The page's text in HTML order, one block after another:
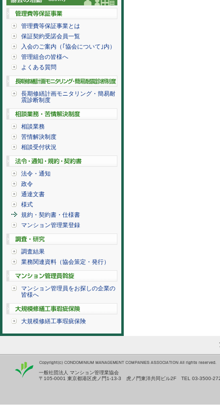
管理費等保証事業とは
保証契約受諾会員一覧
入会のご案内（｢協会について｣内）
管理組合の皆様へ
よくある質問
長期修繕計画モニタリング・簡易耐
震診断制度
相談業務
苦情解決制度
相談受付状況
法令・通知
政令
通達文書
様式
規約・契約書・仕様書
マンション管理業登録
調査結果
業務関連資料（協会策定・発行）
マンション管理員をお探しの企業の
皆様へ
大規模修繕工事瑕疵保険
一般社団法人 マンション管理業協会
〒105-0001 東京都港区虎ノ門1-13-3 虎ノ門東洋共同ビル2F TEL 03-3500-